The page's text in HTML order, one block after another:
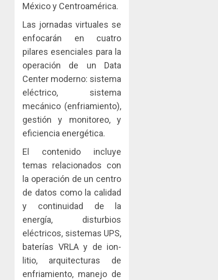
México y Centroamérica.
Las jornadas virtuales se
enfocarán en cuatro
pilares esenciales para la
operación de un Data
Center moderno: sistema
eléctrico, sistema
mecánico (enfriamiento),
gestión y monitoreo, y
eficiencia energética.
El contenido incluye
temas relacionados con
la operación de un centro
de datos como la calidad
y continuidad de la
energía, disturbios
eléctricos, sistemas UPS,
baterías VRLA y de ion-
litio, arquitecturas de
enfriamiento, manejo de